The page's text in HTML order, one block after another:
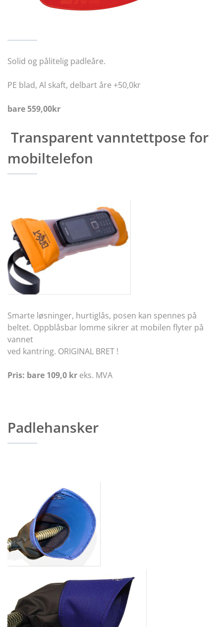
Solid og pålitelig padleåre.
PE blad, Al skaft, delbart åre +50,0kr
bare 559,00kr
Transparent vanntettpose for
mobiltelefon
Smarte løsninger, hurtiglås, posen kan spennes på
beltet. Oppblåsbar lomme sikrer at mobilen flyter på
vannet
ved kantring. ORIGINAL BRET !
Pris: bare 109,0 kr eks. MVA
Padlehansker